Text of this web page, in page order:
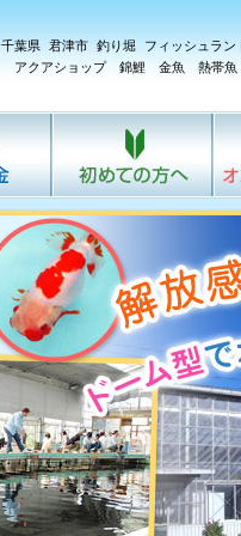
千葉県 君津市 釣り堀 フィッシュラン
アクアショップ 錦鯉 金魚 熱帯魚